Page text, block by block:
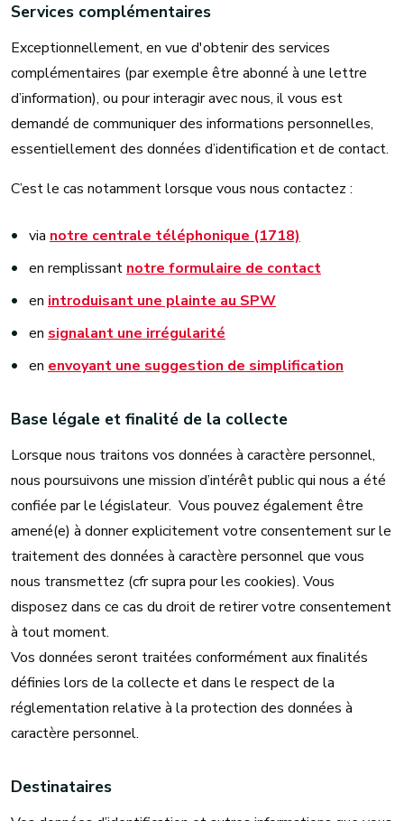
Services complémentaires
Exceptionnellement, en vue d'obtenir des services
complémentaires (par exemple être abonné à une lettre
d’information), ou pour interagir avec nous, il vous est
demandé de communiquer des informations personnelles,
essentiellement des données d’identification et de contact.
C’est le cas notamment lorsque vous nous contactez :
via notre centrale téléphonique (1718)
en remplissant notre formulaire de contact
en introduisant une plainte au SPW
en signalant une irrégularité
en envoyant une suggestion de simplification
Base légale et finalité de la collecte
Lorsque nous traitons vos données à caractère personnel,
nous poursuivons une mission d’intérêt public qui nous a été
confiée par le législateur. Vous pouvez également être
amené(e) à donner explicitement votre consentement sur le
traitement des données à caractère personnel que vous
nous transmettez (cfr supra pour les cookies). Vous
disposez dans ce cas du droit de retirer votre consentement
à tout moment.
Vos données seront traitées conformément aux finalités
définies lors de la collecte et dans le respect de la
réglementation relative à la protection des données à
caractère personnel.
Destinataires